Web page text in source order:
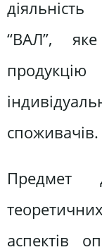
“ВАЛ”,
споживачів.
Предмет
аспектів